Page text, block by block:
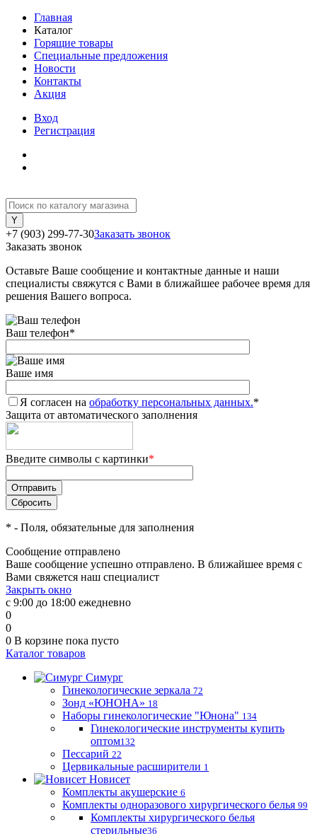
Главная
Каталог
Горящие товары
Специальные предложения
Новости
Контакты
Акция
Вход
Регистрация
+7 (903) 299-77-30Заказать звонок
Заказать звонок
Оставьте Ваше сообщение и контактные данные и наши
специалисты свяжутся с Вами в ближайшее рабочее время для
решения Вашего вопроса.
Ваш телефон*
Ваше имя
Я согласен на обработку персональных данных.*
Защита от автоматического заполнения
Введите символы с картинки*
* - Поля, обязательные для заполнения
Сообщение отправлено
Ваше сообщение успешно отправлено. В ближайшее время с
Вами свяжется наш специалист
Закрыть окно
с 9:00 до 18:00 ежедневно
0
0
0 В корзине пока пусто
Каталог товаров
Симург
Гинекологические зеркала 72
Зонд «ЮНОНА» 18
Наборы гинекологические "Юнона" 134
Гинекологические инструменты купить
оптом132
Пессарий 22
Цервикальные расширители 1
Новисет
Комплекты акушерские 6
Комплекты одноразового хирургического белья 99
Комплекты хирургического белья
стерильные36